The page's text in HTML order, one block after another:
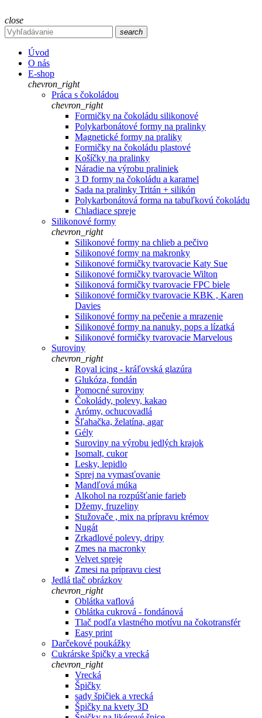
close
search
Úvod
O nás
E-shop
chevron_right
Práca s čokoládou
chevron_right
Formičky na čokoládu silikonové
Polykarbonátové formy na pralinky
Magnetické formy na praliky
Formičky na čokoládu plastové
Košíčky na pralinky
Náradie na výrobu praliniek
3 D formy na čokoládu a karamel
Sada na pralinky Tritán + silikón
Polykarbonátová forma na tabuľkovú čokoládu
Chladiace spreje
Silikonové formy
chevron_right
Silikonové formy na chlieb a pečivo
Silikonové formy na makronky
Silikonové formičky tvarovacie Katy Sue
Silikonové formičky tvarovacie Wilton
Silikonová formičky tvarovacie FPC biele
Silikonové formičky tvarovacie KBK , Karen
Davies
Silikonové formy na pečenie a mrazenie
Silikonové formy na nanuky, pops a lízatká
Silikonové formičky tvarovacie Marvelous
Suroviny
chevron_right
Royal icing - kráľovská glazúra
Glukóza, fondán
Pomocné suroviny
Čokolády, polevy, kakao
Arómy, ochucovadlá
Šľahačka, želatína, agar
Gély
Suroviny na výrobu jedlých krajok
Isomalt, cukor
Lesky, lepidlo
Sprej na vymasťovanie
Mandľová múka
Alkohol na rozpúšťanie farieb
Džemy, fruzeliny
Stužovače , mix na prípravu krémov
Nugát
Zrkadlové polevy, dripy
Zmes na macronky
Velvet spreje
Zmesi na prípravu ciest
Jedlá tlač obrázkov
chevron_right
Oblátka vaflová
Oblátka cukrová - fondánová
Tlač podľa vlastného motívu na čokotransfér
Easy print
Darčekové poukážky
Cukrárske špičky a vrecká
chevron_right
Vrecká
Špičky
sady špičiek a vrecká
Špičky na kvety 3D